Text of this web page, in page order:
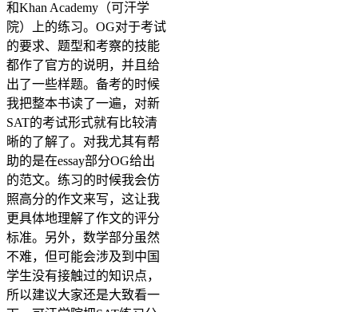
和Khan Academy（可汗学
院）上的练习。OG对于考试
的要求、题型和考察的技能
都作了官方的说明，并且给
出了一些样题。备考的时候
我把整本书读了一遍，对新
SAT的考试形式就有比较清
晰的了解了。对我尤其有帮
助的是在essay部分OG给出
的范文。练习的时候我会仿
照高分的作文来写，这让我
更具体地理解了作文的评分
标准。另外，数学部分虽然
不难，但可能会涉及到中国
学生没有接触过的知识点，
所以建议大家还是大致看一